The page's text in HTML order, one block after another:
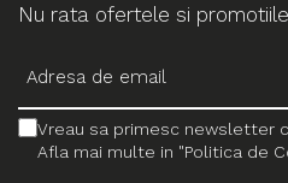
Nu rata ofertele si
Vreau sa primesc newsletter
Afla mai multe in "Politica de